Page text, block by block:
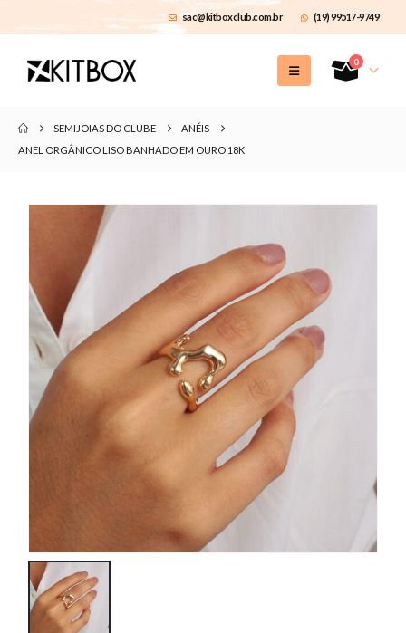
sac@kitboxclub.com.br (19) 99517-9749
0
SEMIJOIAS DO CLUBE
ANÉIS
ANEL ORGÂNICO LISO BANHADO EM OURO 18K